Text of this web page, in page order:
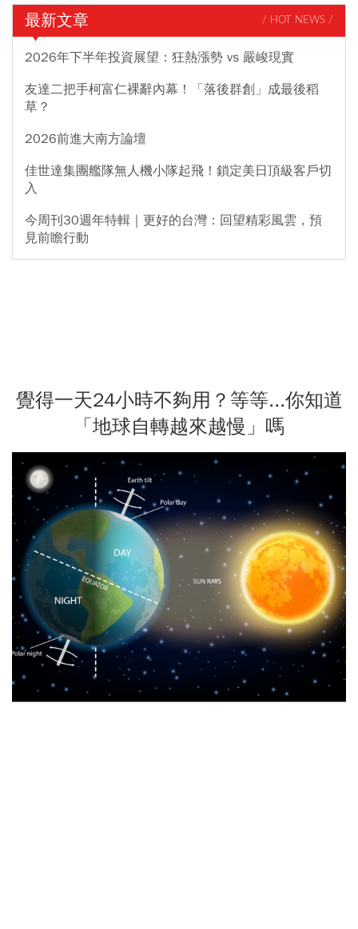
最新文章 / HOT NEWS /
2026年下半年投資展望：狂熱漲勢 vs 嚴峻現實
友達二把手柯富仁裸辭內幕！「落後群創」成最後稻
草？
2026前進大南方論壇
佳世達集團艦隊無人機小隊起飛！鎖定美日頂級客戶切
入
今周刊30週年特輯｜更好的台灣：回望精彩風雲，預
見前瞻行動
覺得一天24小時不夠用？等等...你知道
「地球自轉越來越慢」嗎